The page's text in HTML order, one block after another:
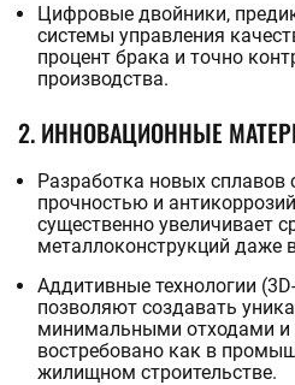
Цифровые двойники,
системы управления
процент брака и точно
производства.
2. ИННОВАЦИОННЫЕ
Разработка новых
прочностью и
существенно увеличивает
металлоконструкций даже
Аддитивные технологии
позволяют создавать
минимальными отходами и
востребовано как в
жилищном строительстве.